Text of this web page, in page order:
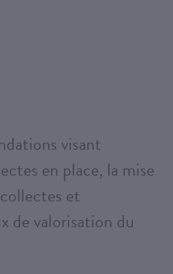
visant
en place, la mise
et
de valorisation du